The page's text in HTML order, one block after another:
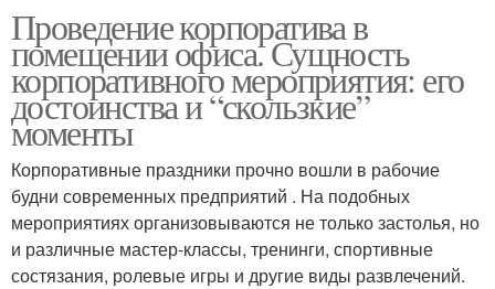
Проведение корпоратива в
помещении офиса. Сущность
корпоративного мероприятия: его
достоинства и “скользкие”
моменты
Корпоративные праздники прочно вошли в рабочие
будни современных предприятий . На подобных
мероприятиях организовываются не только застолья, но
и различные мастер-классы, тренинги, спортивные
состязания, ролевые игры и другие виды развлечений.